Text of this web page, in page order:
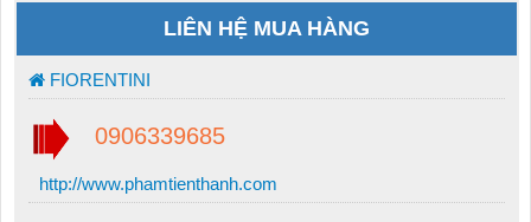
LIÊN HỆ MUA HÀNG
FIORENTINI
0906339685
http://www.phamtienthanh.com